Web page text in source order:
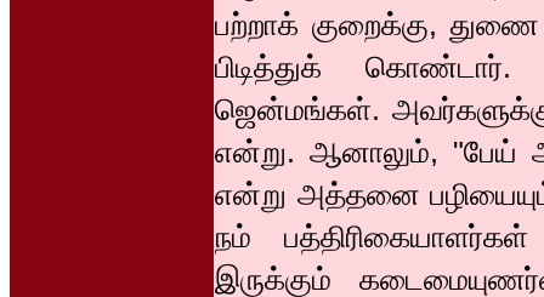
பற்றாக் குறைக்கு,
பிடித்துக் கொண்டார்.
ஜென்மங்கள்.
என்று. ஆனாலும், "பேய்
என்று அத்தனை
நம்
இருக்கும்